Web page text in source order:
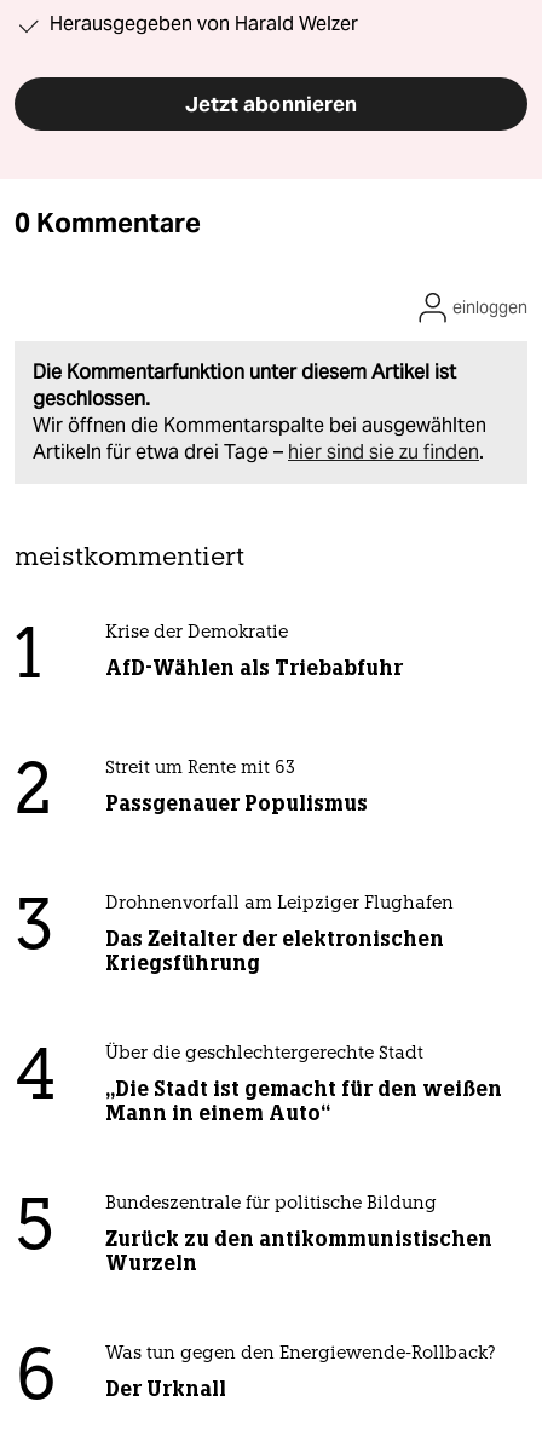
Herausgegeben von Harald Welzer
Jetzt abonnieren
0 Kommentare
Die Kommentarfunktion unter diesem Artikel ist
geschlossen.
Wir öffnen die Kommentarspalte bei ausgewählten
Artikeln für etwa drei Tage – hier sind sie zu finden.
einloggen
meistkommentiert
1 Krise der Demokratie
AfD-Wählen als Triebabfuhr
2 Streit um Rente mit 63
Passgenauer Populismus
3 Drohnenvorfall am Leipziger Flughafen
Das Zeitalter der elektronischen
Kriegsführung
4 Über die geschlechtergerechte Stadt
„Die Stadt ist gemacht für den weißen
Mann in einem Auto“
5 Bundeszentrale für politische Bildung
Zurück zu den antikommunistischen
Wurzeln
6 Was tun gegen den Energiewende-Rollback?
Der Urknall